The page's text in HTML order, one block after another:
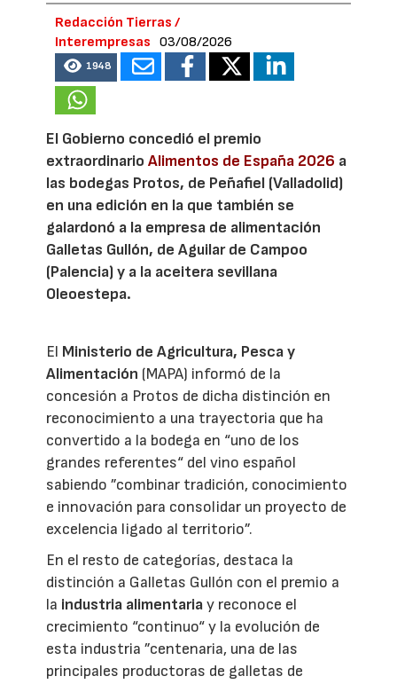
Redacción Tierras /
Interempresas
03/08/2026
1948
El Gobierno concedió el premio
extraordinarioAlimentos de España 2026 a
las bodegas Protos, de Peñafiel (Valladolid)
en una edición en la que también se
galardonó a la empresa de alimentación
Galletas Gullón, de Aguilar de Campoo
(Palencia) y a la aceitera sevillana
Oleoestepa.
El Ministerio de Agricultura, Pesca y
Alimentación (MAPA) informó de la
concesión a Protos de dicha distinción en
reconocimiento a una trayectoria que ha
convertido a la bodega en “uno de los
grandes referentes“ del vino español
sabiendo ”combinar tradición, conocimiento
e innovación para consolidar un proyecto de
excelencia ligado al territorio”.
En el resto de categorías, destaca la
distinción a Galletas Gullón con el premio a
la industria alimentariay reconoce el
crecimiento “continuo“ y la evolución de
esta industria ”centenaria, una de las
principales productoras de galletas de